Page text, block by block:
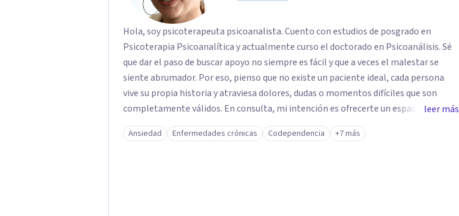
Hola, soy psicoterapeuta psicoanalista. Cuento con estudios de posgrado en
Psicoterapia Psicoanalítica y actualmente curso el doctorado en Psicoanálisis. Sé
que dar el paso de buscar apoyo no siempre es fácil y que a veces el malestar se
siente abrumador. Por eso, pienso que no existe un paciente ideal, cada persona
vive su propia historia y atraviesa dolores, dudas o momentos difíciles que son
completamente válidos. En consulta, mi intención es ofrecerte un espacio humano
y seguro, en el que sientas la confianza para expresarte y sentir. Nos daremos el
tiempo de ir recorriendo tu historia de vida, identificando con calma de dónde viene
leer más
Ansiedad Enfermedades crónicas Codependencia +7 más